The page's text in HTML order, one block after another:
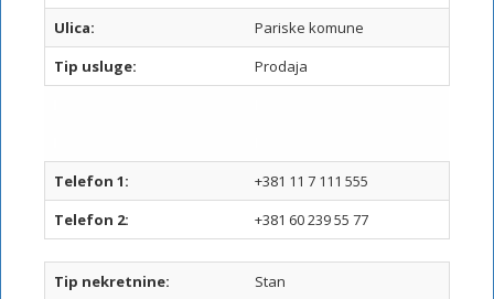
Ulica:
Pariske komune
Tip usluge:
Prodaja
Telefon 1:
+381 11 7 111 555
Telefon 2:
+381 60 239 55 77
Tip nekretnine:
Stan